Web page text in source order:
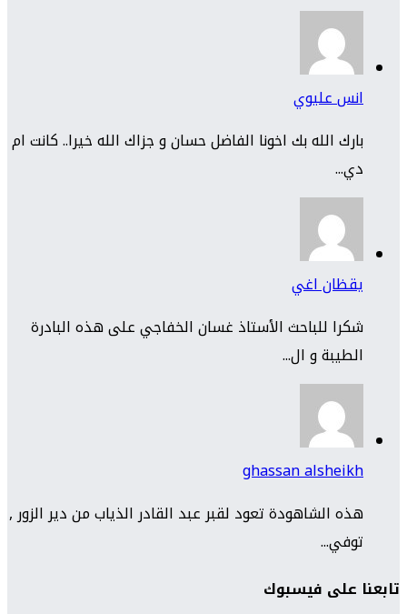
انس عليوي
بارك الله بك اخونا الفاضل حسان و جزاك الله خيرا.. كانت ام
دي...
يقظان اغي
شكرا للباحث الأستاذ غسان الخفاجي على هذه البادرة
الطيبة و ال...
ghassan alsheikh
هذه الشاهودة تعود لقبر عبد القادر الذياب من دير الزور ,
توفي...
تابعنا على فيسبوك